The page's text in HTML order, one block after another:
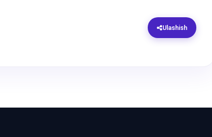
Ulashish